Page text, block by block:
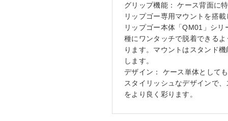
グリップ機能： ケース背面に
リップゴー専用マウントを搭載
リップゴー本体「QM01」シリ
種にワンタッチで脱着できるよ
ります。マウントはスタンド機
します。
デザイン： ケース単体として
スタイリッシュなデザインで、
をより良く彩ります。